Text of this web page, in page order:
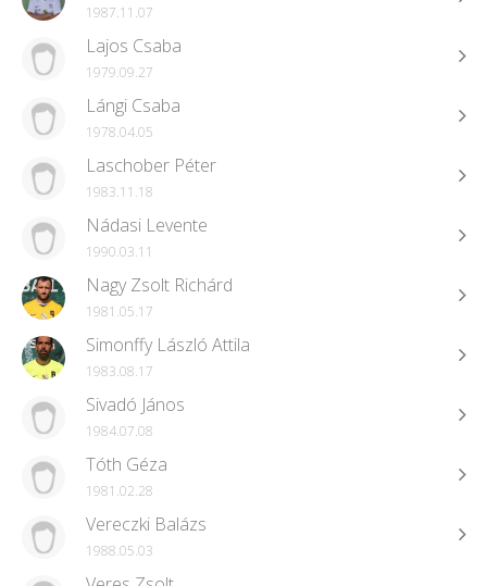
1987.11.07
Lajos Csaba
1979.09.27
Lángi Csaba
1978.04.05
Laschober Péter
1983.11.18
Nádasi Levente
1990.03.11
Nagy Zsolt Richárd
1981.05.17
Simonffy László Attila
1983.08.17
Sivadó János
1984.07.08
Tóth Géza
1981.02.28
Vereczki Balázs
1988.05.03